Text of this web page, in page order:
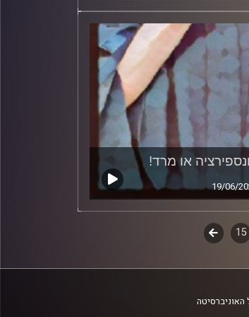
או מרד!
19/06/
15
לשלב
האוניברסיטה